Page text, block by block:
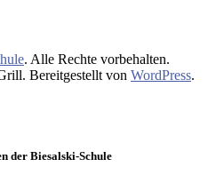
. Alle Rechte vorbehalten.
Bereitgestellt von WordPress.
der Biesalski-Schule